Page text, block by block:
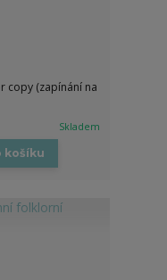
copy (zapínání na
Skladem
košíku